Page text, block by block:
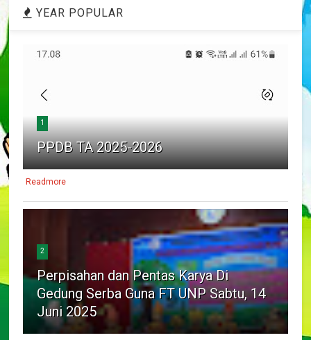
YEAR POPULAR
1
PPDB TA 2025-2026
Readmore
2
Perpisahan dan Pentas Karya Di
Gedung Serba Guna FT UNP Sabtu, 14
Juni 2025